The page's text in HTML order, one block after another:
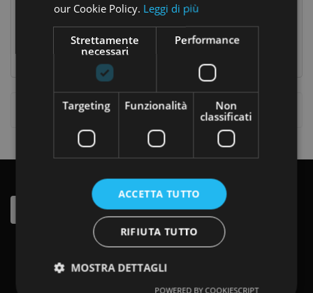
CONTATTACI
Adipoxane Forte 30 Perle
28,90 €Prezzo
base
Prezzo 22,20 €Prezzo
Visualizzati 1-2 Su 2 Articoli
ISCRIVITI ALLA NEWSLETTER
our Cookie Policy. Leggi di più
Strettamente
necessari
Performance
Targeting Funzionalità
Non
classificati
ACCETTA TUTTO
RIFIUTA TUTTO
MOSTRA DETTAGLI
POWERED BY COOKIESCRIPT